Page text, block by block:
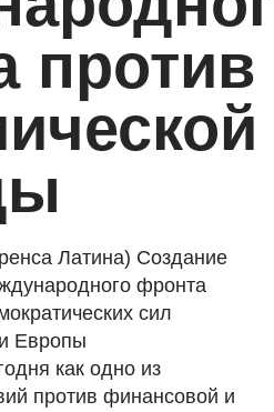
против
Латина) Создание
фронта
сил
Европы
как одно из
против финансовой и